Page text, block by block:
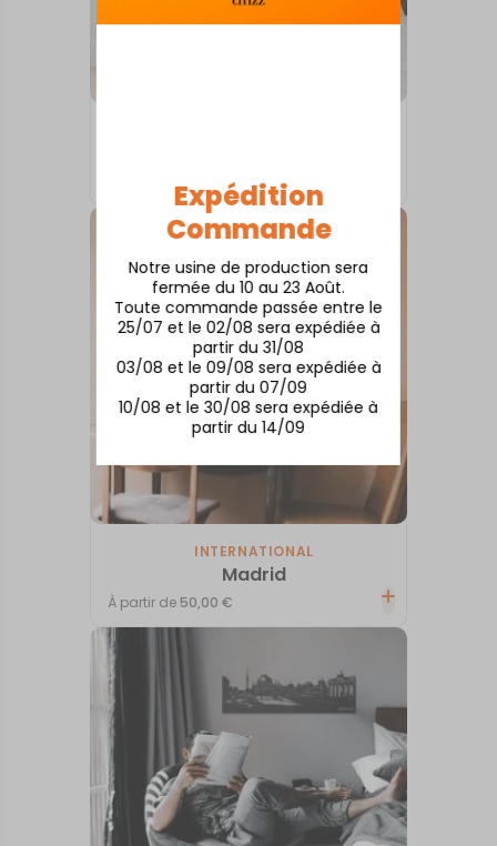
Expédition
Commande
Notre usine de production sera
fermée du 10 au 23 Août.
Toute commande passée entre le
25/07 et le 02/08 sera expédiée à
partir du 31/08
03/08 et le 09/08 sera expédiée à
partir du 07/09
10/08 et le 30/08 sera expédiée à
partir du 14/09
À partir de50,00 €
INTERNATIONAL
Madrid
À partir de 50,00€